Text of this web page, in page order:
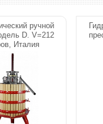
ручной
D. V=212
Италия